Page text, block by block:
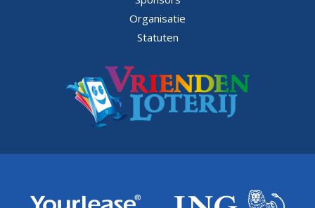
Organisatie
Statuten